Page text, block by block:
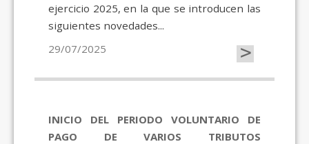
ejercicio 2025, en la que se introducen las
siguientes novedades...
29/07/2025
>
INICIO DEL PERIODO VOLUNTARIO DE
PAGO DE VARIOS TRIBUTOS